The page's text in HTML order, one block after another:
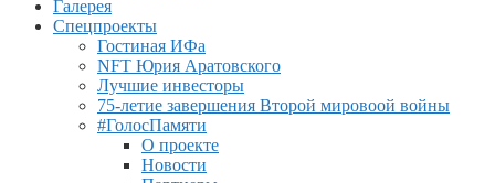
Галерея
Спецпроекты
Гостиная ИФа
NFT Юрия Аратовского
Лучшие инвесторы
75-летие завершения Второй мировоой войны
#ГолосПамяти
О проекте
Новости